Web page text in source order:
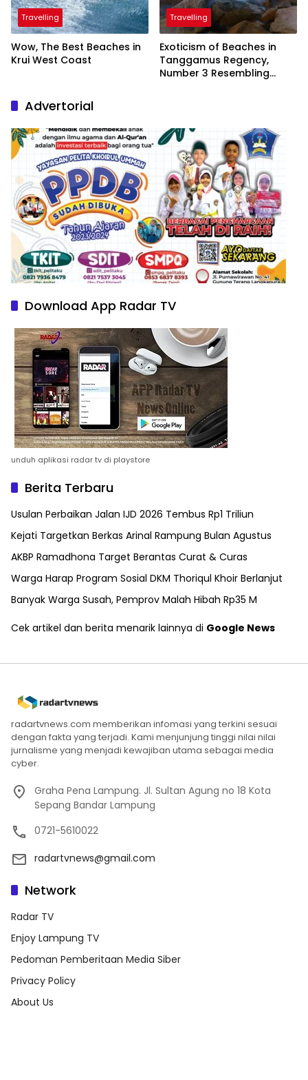
Travelling
Wow, The Best Beaches in
Krui West Coast
Travelling
Exoticism of Beaches in
Tanggamus Regency,
Number 3 Resembling
Advertorial
Download App Radar TV
unduh aplikasi radar tv di playstore
Berita Terbaru
Usulan Perbaikan Jalan IJD 2026 Tembus Rp1 Triliun
Kejati Targetkan Berkas Arinal Rampung Bulan Agustus
AKBP Ramadhona Target Berantas Curat & Curas
Warga Harap Program Sosial DKM Thoriqul Khoir Berlanjut
Banyak Warga Susah, Pemprov Malah Hibah Rp35 M
Cek artikel dan berita menarik lainnya di Google News
radartvnews.com memberikan infomasi yang terkini sesuai
dengan fakta yang terjadi. Kami menjunjung tinggi nilai nilai
jurnalisme yang menjadi kewajiban utama sebagai media
cyber.
Graha Pena Lampung. Jl. Sultan Agung no 18 Kota
Sepang Bandar Lampung
0721-5610022
radartvnews@gmail.com
Network
Radar TV
Enjoy Lampung TV
Pedoman Pemberitaan Media Siber
Privacy Policy
About Us